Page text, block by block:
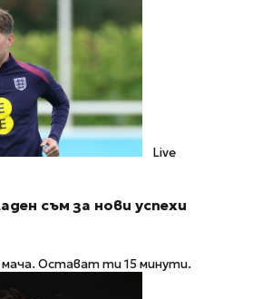
Live
съм за нови успехи
мача. Остават ти 15 минути.